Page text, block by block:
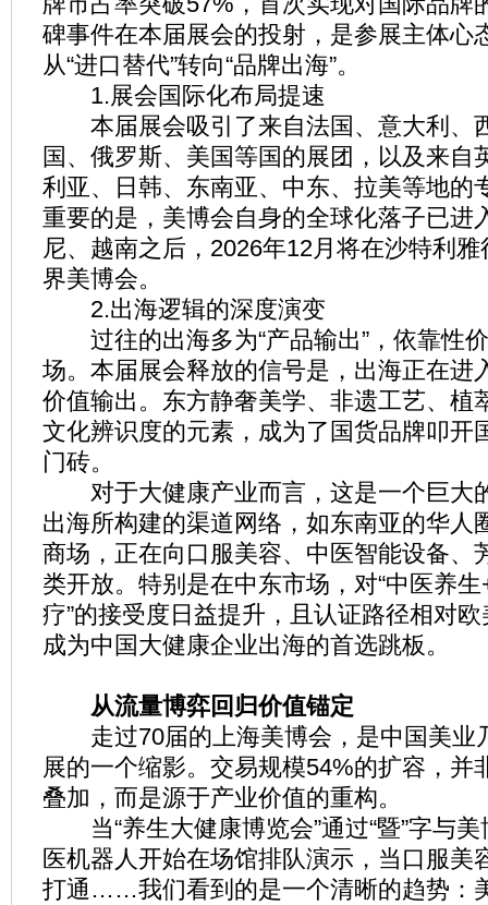
碑事件在本届展会的投射，是参展主体
从“进口替代”转向“品牌出海”。
1.展会国际化布局提速
本届展会吸引了来自法国、意大利、
国、俄罗斯、美国等国的展团，以及来自
利亚、日韩、东南亚、中东、拉美等地的
重要的是，美博会自身的全球化落子已进
尼、越南之后，2026年12月将在沙特利
界美博会。
2.出海逻辑的深度演变
过往的出海多为“产品输出”，依靠性
场。本届展会释放的信号是，出海正在
价值输出。东方静奢美学、非遗工艺、植
文化辨识度的元素，成为了国货品牌叩开
门砖。
对于大健康产业而言，这是一个巨大
出海所构建的渠道网络，如东南亚的华人
商场，正在向口服美容、中医智能设备、
类开放。特别是在中东市场，对“中医养
疗”的接受度日益提升，且认证路径相对
成为中国大健康企业出海的首选跳板。
从流量博弈回归价值锚定
走过70届的上海美博会，是中国美业
展的一个缩影。交易规模54%的扩容，并
叠加，而是源于产业价值的重构。
当“养生大健康博览会”通过“暨”字与美
医机器人开始在场馆排队演示，当口服美
打通……我们看到的是一个清晰的趋势：